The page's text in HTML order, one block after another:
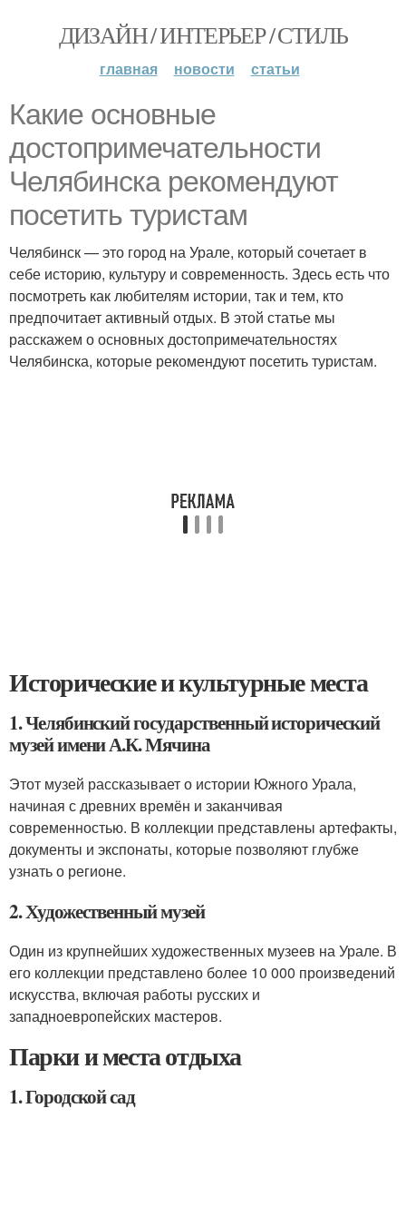
ДИЗАЙН / ИНТЕРЬЕР / СТИЛЬ
главная новости статьи
Какие основные
достопримечательности
Челябинска рекомендуют
посетить туристам
Челябинск — это город на Урале, который сочетает в
себе историю, культуру и современность. Здесь есть что
посмотреть как любителям истории, так и тем, кто
предпочитает активный отдых. В этой статье мы
расскажем о основных достопримечательностях
Челябинска, которые рекомендуют посетить туристам.
Исторические и культурные места
1. Челябинский государственный исторический
музей имени А.К. Мячина
Этот музей рассказывает о истории Южного Урала,
начиная с древних времён и заканчивая
современностью. В коллекции представлены артефакты,
документы и экспонаты, которые позволяют глубже
узнать о регионе.
2. Художественный музей
Один из крупнейших художественных музеев на Урале. В
его коллекции представлено более 10 000 произведений
искусства, включая работы русских и
западноевропейских мастеров.
Парки и места отдыха
1. Городской сад